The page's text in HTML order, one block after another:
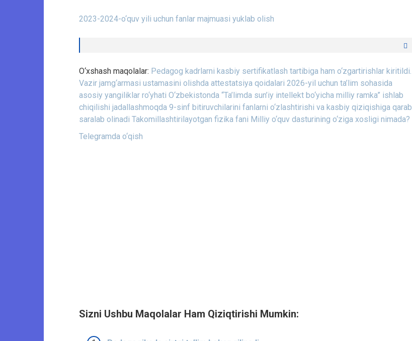
2023-2024-o‘quv yili uchun fanlar majmuasi yuklab olish
O‘xshash maqolalar: Pedagog kadrlarni kasbiy sertifikatlash tartibiga ham o‘zgartirishlar kiritildi.
Vazir jamg‘armasi ustamasini olishda attestatsiya qoidalari 2026-yil uchun ta’lim sohasida
asosiy yangiliklar ro‘yhati O‘zbekistonda “Ta’limda sun’iy intellekt bo‘yicha milliy ramka” ishlab
chiqilishi jadallashmoqda 9-sinf bitiruvchilarini fanlarni o‘zlashtirishi va kasbiy qiziqishiga qarab
saralab olinadi Takomillashtirilayotgan fizika fani Milliy o‘quv dasturining o‘ziga xosligi nimada?
Telegramda o‘qish
Sizni Ushbu Maqolalar Ham Qiziqtirishi Mumkin: